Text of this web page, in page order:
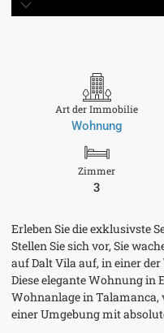
Art der Immobilie
Wohnung
Zimmer
3
Erleben Sie die exklusivste
Stellen Sie sich vor, Sie
auf Dalt Vila auf, in einer
Diese elegante Wohnung in
Wohnanlage in Talamanca,
einer Umgebung mit